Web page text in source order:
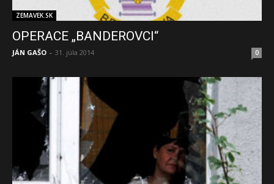
ZEMAVEK.SK
OPERACE „BANDEROVCI“
JÁN GAŠO - 31. júla 2014 0